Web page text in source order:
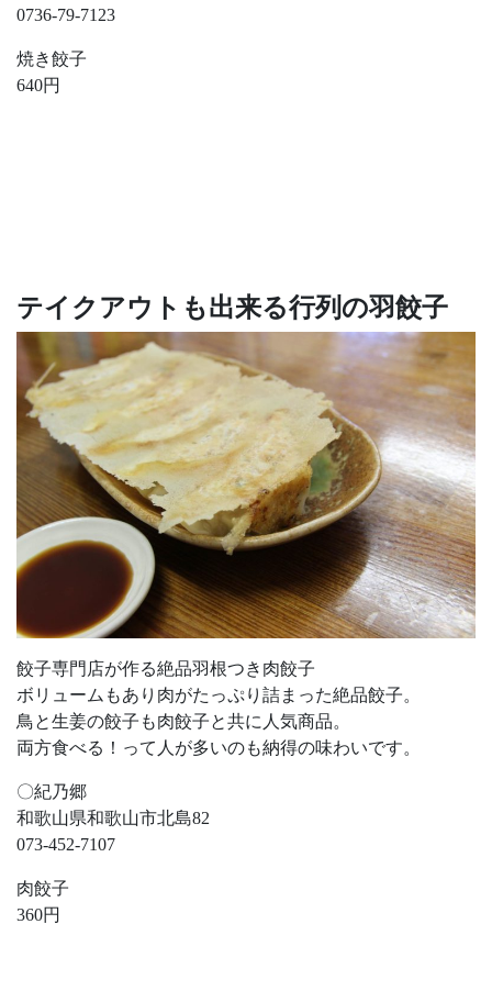
0736-79-7123
焼き餃子
640円
テイクアウトも出来る行列の羽餃子
餃子専門店が作る絶品羽根つき肉餃子
ボリュームもあり肉がたっぷり詰まった絶品餃子。
鳥と生姜の餃子も肉餃子と共に人気商品。
両方食べる！って人が多いのも納得の味わいです。
〇紀乃郷
和歌山県和歌山市北島82
073-452-7107
肉餃子
360円